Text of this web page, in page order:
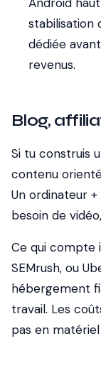
stabilisation
dédiée
revenus.
Blog,
Si tu construis
contenu
Un ordinateur
besoin de
Ce qui compte
SEMrush, ou
hébergement
travail. Les
pas en